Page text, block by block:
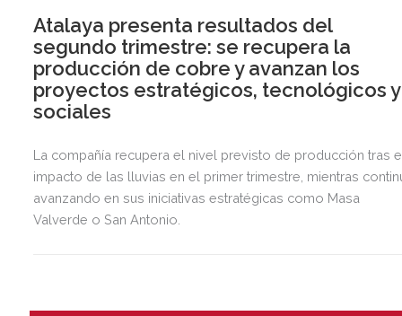
Atalaya presenta resultados del
segundo trimestre: se recupera la
producción de cobre y avanzan los
proyectos estratégicos, tecnológicos y
sociales
La compañía recupera el nivel previsto de producción tras
impacto de las lluvias en el primer trimestre, mientras
avanzando en sus iniciativas estratégicas como Masa
Valverde o San Antonio.